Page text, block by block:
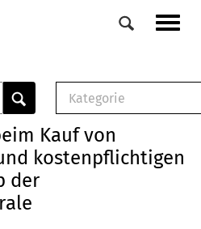
Veranstaltungen
Kategorie
Musterbrief (RTF)
E-Broschüre
Kauf von
kostenpflichtigen
der